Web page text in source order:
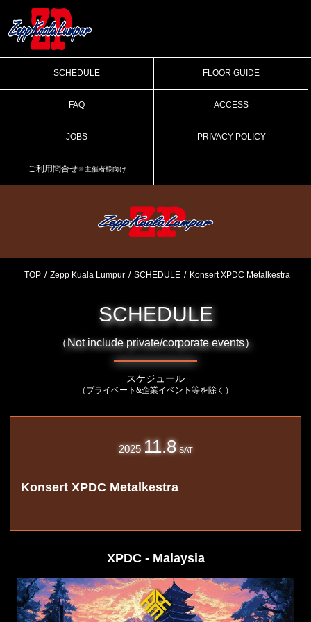
SCHEDULE FLOOR GUIDE
FAQ ACCESS
JOBS PRIVACY POLICY
ご利用問合せ※主催者様向け
TOP Zepp Kuala Lumpur SCHEDULE Konsert XPDC Metalkestra
SCHEDULE
（Not include private/corporate events）
スケジュール
（プライベート&企業イベント等を除く）
2025 11.8 SAT
Konsert XPDC Metalkestra
XPDC - Malaysia